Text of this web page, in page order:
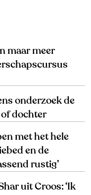
maar meer
onderzoek de
of dochter
met het hele
en de
rustig’
uit Croos: ‘Ik